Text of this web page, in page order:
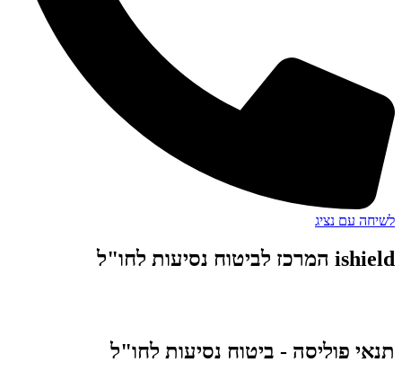
לשיחה עם נציג
ishield המרכז לביטוח נסיעות לחו"ל
תנאי פוליסה - ביטוח נסיעות לחו"ל